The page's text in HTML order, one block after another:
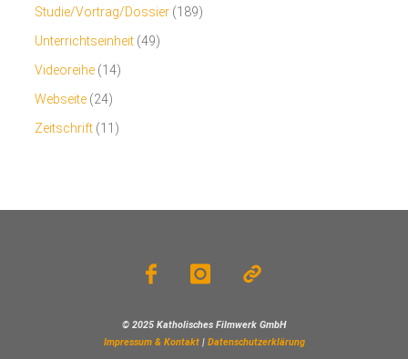
Studie/Vortrag/Dossier (189)
Unterrichtseinheit (49)
Videoreihe (14)
Webseite (24)
Zeitschrift (11)
© 2025 Katholisches Filmwerk GmbH
Impressum & Kontakt| Datenschutzerklärung